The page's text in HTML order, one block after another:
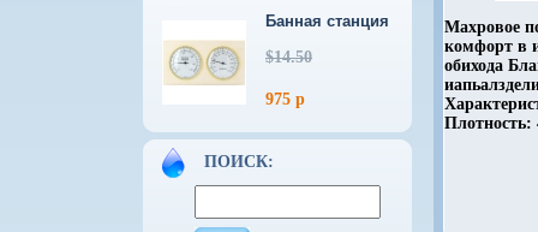
Банная станция
$14.50
975 р
ПОИСК:
Махровое
комфорт в
обихода
Плотность: